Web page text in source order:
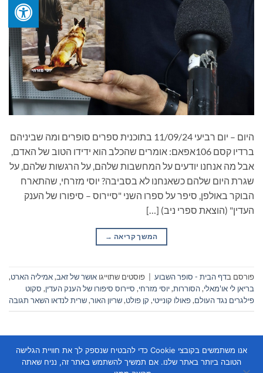
היום – יום רביעי 11/09/24 בתוכנית ספרים סופרים ומה שביניהם
ברדיו קסם 106אפאם: אומרים שהכלב הוא ידידו הטוב של האדם,
אבל מה אנחנו יודעים על המחשבות שלהם, על הרגשות שלהם, על
שגרת היום שלהם כשאנחנו לא בסביבה? יוסי מזרחי, שהתארח
הבוקר באולפן, סיפר על ספרו השני "סיירוס – סיפורו של הענק
העדין" (הוצאת ספרי ניב) […]
המשך קריאה →
פורסם בדף הבית - סופר השבוע פוסטים שתוייגו אושר של זאב,אמיליה הארט,
בריאן לי או'מאלי,הסוררות,יוסי מזרחי, סיירוס סיפורו של הענק העדין, סקוט
פילגרים נגד העולם,פאולו קונייטי, קן פולט,שריון האור,שרית לנדאו השאר תגובה
אנו משתמשים בקובצי Cookie כדי להבטיח שנספק לך את חוויית הגלישה
הטובה ביותר באתר שלנו. אם תמשיך להשתמש באתר זה, נניח שאתה